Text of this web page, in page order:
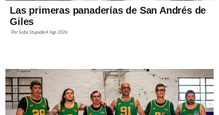
Las primeras panaderías de San Andrés de
Giles
PorSofía Stupiello4 Ago 2026